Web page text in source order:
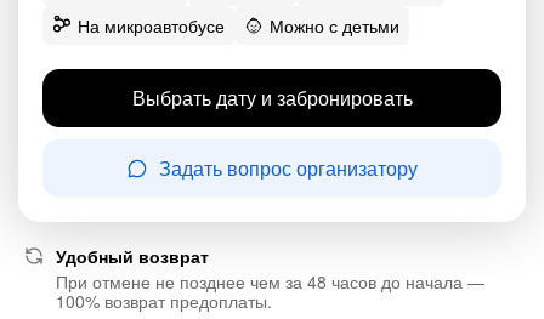
На микроавтобусе
Можно с детьми
Выбрать дату и забронировать
Задать вопрос организатору
Удобный возврат
При отмене не позднее чем за 48 часов до начала —
100% возврат предоплаты.